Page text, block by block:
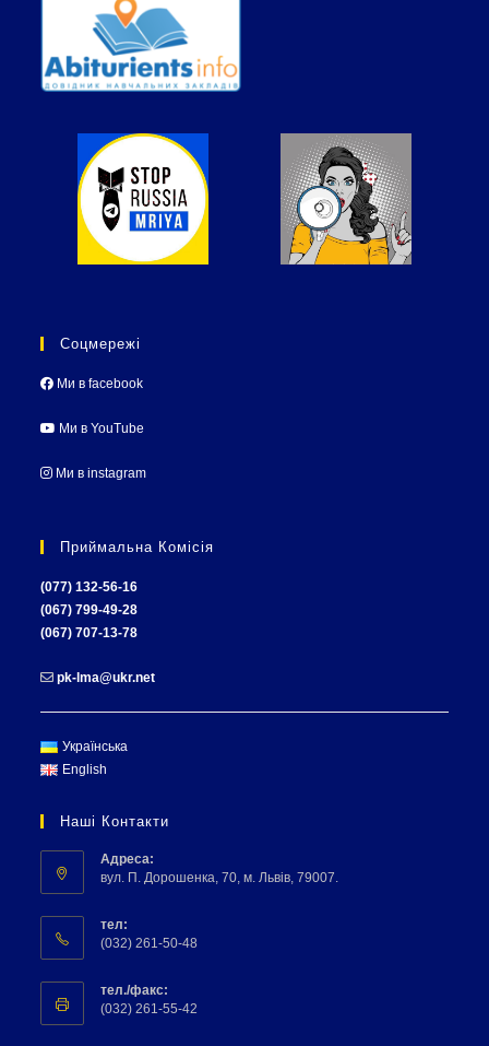
Соцмережі
Ми в facebook
Ми в YouTube
Ми в instagram
Приймальна Комісія
(077) 132-56-16
(067) 799-49-28
(067) 707-13-78
pk-lma@ukr.net
Українська
English
Наші Контакти
Адреса:
вул. П. Дорошенка, 70, м. Львів, 79007.
тел:
(032) 261-50-48
тел./факс:
(032) 261-55-42